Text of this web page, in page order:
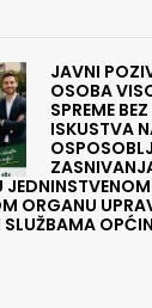
JAVNI
OSOBA
SPREME
ISKUSTVA
JEDNINSTVENOM
ORGANU
SLUŽBAMA